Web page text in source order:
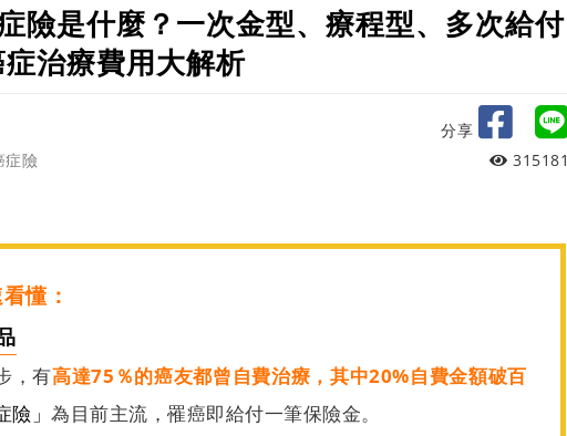
險是什麼？一次金型、療程型、多次給付
治療費用大解析
分享
症險
315181
懂：
，有高達75％的癌友都曾自費治療，其中20%自費金額破百
險」為目前主流，罹癌即給付一筆保險金。